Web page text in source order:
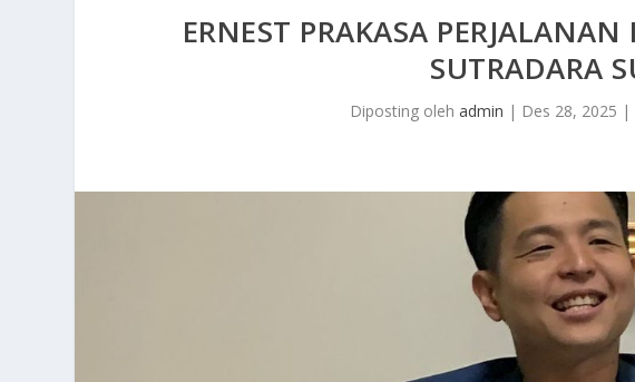
ERNEST PRAKASA
SUTRADARA
Diposting oleh admin | Des 28, 2025 |